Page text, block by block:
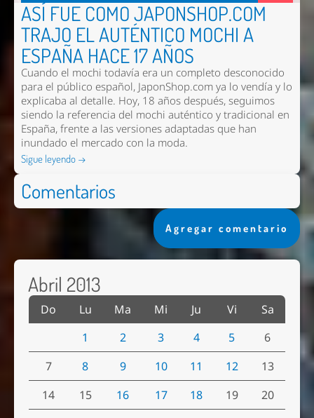
ASÍ FUE COMO JAPONSHOP.COM
TRAJO EL AUTÉNTICO MOCHI A
ESPAÑA HACE 17 AÑOS
Cuando el mochi todavía era un completo desconocido
para el público español, JaponShop.com ya lo vendía y lo
explicaba al detalle. Hoy, 18 años después, seguimos
siendo la referencia del mochi auténtico y tradicional en
España, frente a las versiones adaptadas que han
inundado el mercado con la moda.
Sigue leyendo →
Comentarios
Agregar comentario
Abril 2013
Do Lu Ma Mi Ju Vi
Sa
1
2 3 4 5
6
7
8 9 10 11 12
13
14
15 16 17 18 19
20